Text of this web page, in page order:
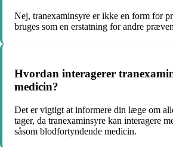
Nej, tranexaminsyre er ikke en form for
bruges som en erstatning for andre
Hvordan interagerer
medicin?
Det er vigtigt at informere din læge om
tager, da tranexaminsyre kan interagere
såsom blodfortyndende medicin.